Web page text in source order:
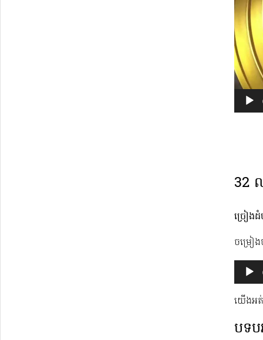
32
ច្រៀង
ចម្រៀ
Audio
Player
យើងអ
បទប